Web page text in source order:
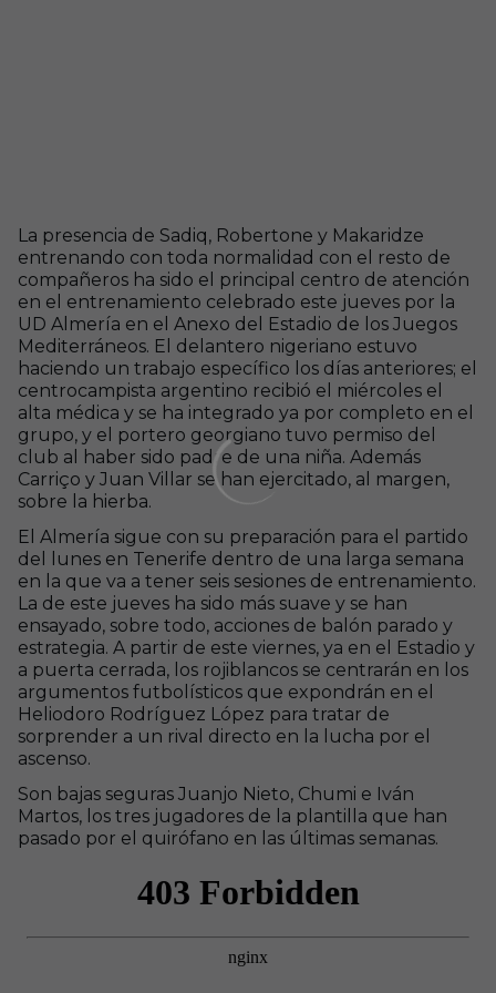
La presencia de Sadiq, Robertone y Makaridze
entrenando con toda normalidad con el resto de
compañeros ha sido el principal centro de atención
en el entrenamiento celebrado este jueves por la
UD Almería en el Anexo del Estadio de los Juegos
Mediterráneos. El delantero nigeriano estuvo
haciendo un trabajo específico los días anteriores; el
centrocampista argentino recibió el miércoles el
alta médica y se ha integrado ya por completo en el
grupo, y el portero georgiano tuvo permiso del
club al haber sido padre de una niña. Además
Carriço y Juan Villar se han ejercitado, al margen,
sobre la hierba.
El Almería sigue con su preparación para el partido
del lunes en Tenerife dentro de una larga semana
en la que va a tener seis sesiones de entrenamiento.
La de este jueves ha sido más suave y se han
ensayado, sobre todo, acciones de balón parado y
estrategia. A partir de este viernes, ya en el Estadio y
a puerta cerrada, los rojiblancos se centrarán en los
argumentos futbolísticos que expondrán en el
Heliodoro Rodríguez López para tratar de
sorprender a un rival directo en la lucha por el
ascenso.
Son bajas seguras Juanjo Nieto, Chumi e Iván
Martos, los tres jugadores de la plantilla que han
pasado por el quirófano en las últimas semanas.